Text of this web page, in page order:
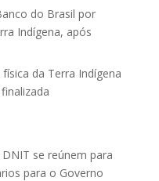
do Brasil por
Indígena, após
física da Terra Indígena
DNIT se reúnem para
para o Governo